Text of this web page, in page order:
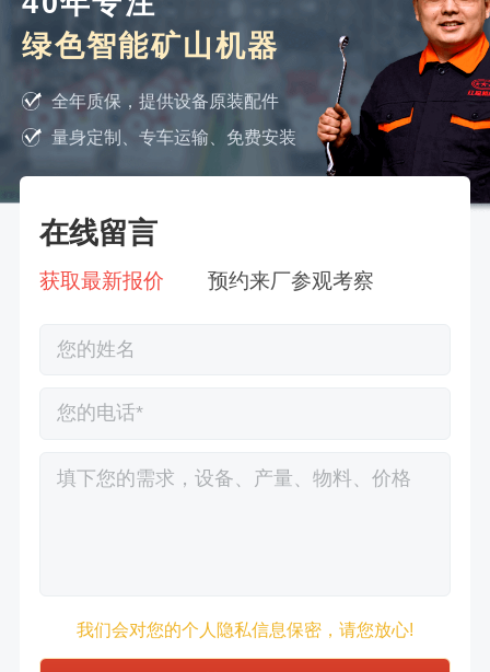
绿色智能矿山机器
全年质保，提供设备原装配件
量身定制、专车运输、免费安装
在线留言
获取最新报价 预约来厂参观考察
我们会对您的个人隐私信息保密，请您放心!